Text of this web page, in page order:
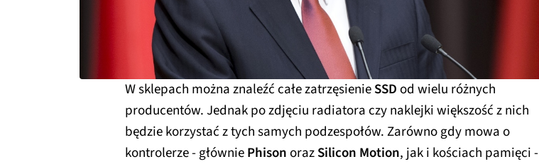
W sklepach można znaleźć całe zatrzęsienieSSDod wielu różnych
producentów. Jednak po zdjęciu radiatora czy naklejki większość z nich
będzie korzystać z tych samych podzespołów. Zarówno gdy mowa o
kontrolerze - główniePhisonorazSilicon Motion, jak i kościach pamięci -